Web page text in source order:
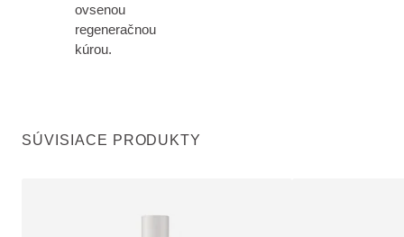
ovsenou
regeneračnou
kúrou.
SÚVISIACE PRODUKTY